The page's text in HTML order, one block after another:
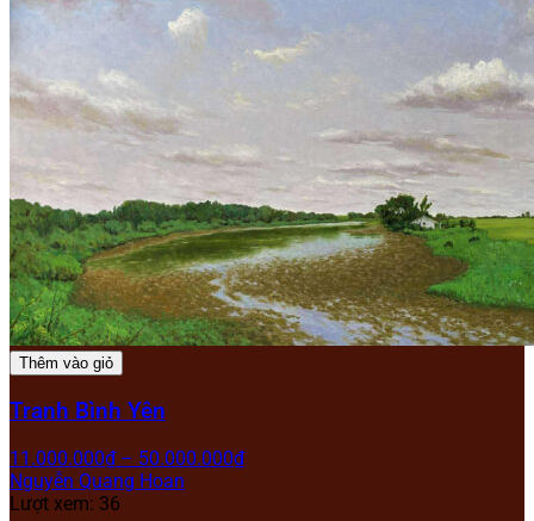
Thêm vào giỏ
Tranh Bình Yên
11.000.000₫ – 50.000.000₫
Nguyễn Quang Hoan
Lượt xem: 36